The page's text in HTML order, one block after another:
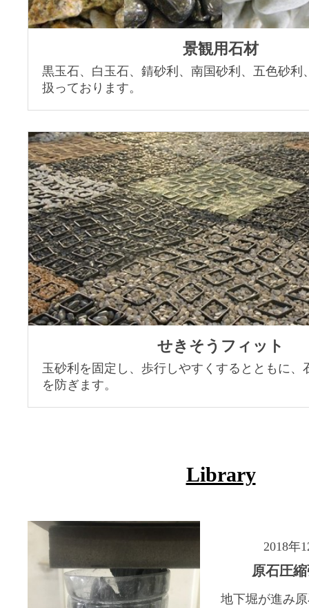
景観用石材
黒玉石、白玉石、錆砂利、南国砂利、五色砂利
扱っております。
せきそうフィット
玉砂利を固定し、歩行しやすくするとともに、
を防ぎます。
Library
2018年
原石圧
地下堀が進み